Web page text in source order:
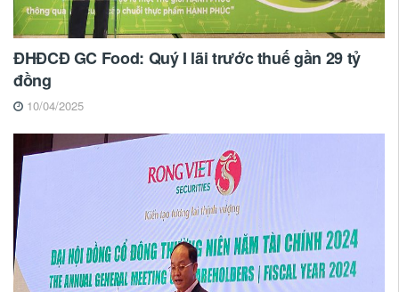
ĐHĐCĐ GC Food: Quý I lãi trước thuế gần 29 tỷ
đồng
10/04/2025